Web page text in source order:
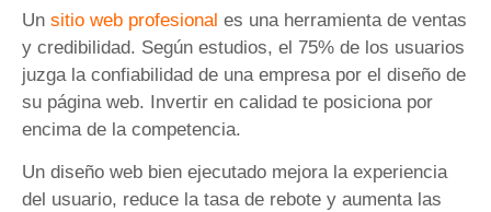
Un sitio web profesional es una herramienta de ventas
y credibilidad. Según estudios, el 75% de los usuarios
juzga la confiabilidad de una empresa por el diseño de
su página web. Invertir en calidad te posiciona por
encima de la competencia.
Un diseño web bien ejecutado mejora la experiencia
del usuario, reduce la tasa de rebote y aumenta las